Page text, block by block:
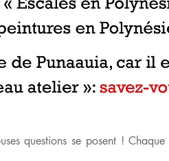
questions se posent ! Chaque